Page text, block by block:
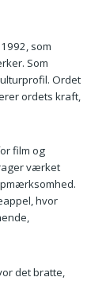
som
Som
Ordet
ordets kraft,
film og
værket
hvor
det bratte,